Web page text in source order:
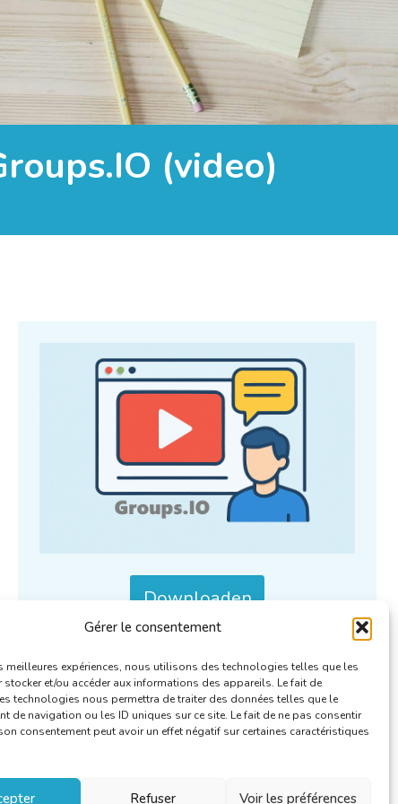
Gérer le consentement
meilleures expériences, nous utilisons des technologies telles que les
stocker et/ou accéder aux informations des appareils. Le fait de
technologies nous permettra de traiter des données telles que le
de navigation ou les ID uniques sur ce site. Le fait de ne pas consentir
consentement peut avoir un effet négatif sur certaines caractéristiques
Refuser Voir les préférences
(video)
Downloaden
Categorieën : Groups.IO